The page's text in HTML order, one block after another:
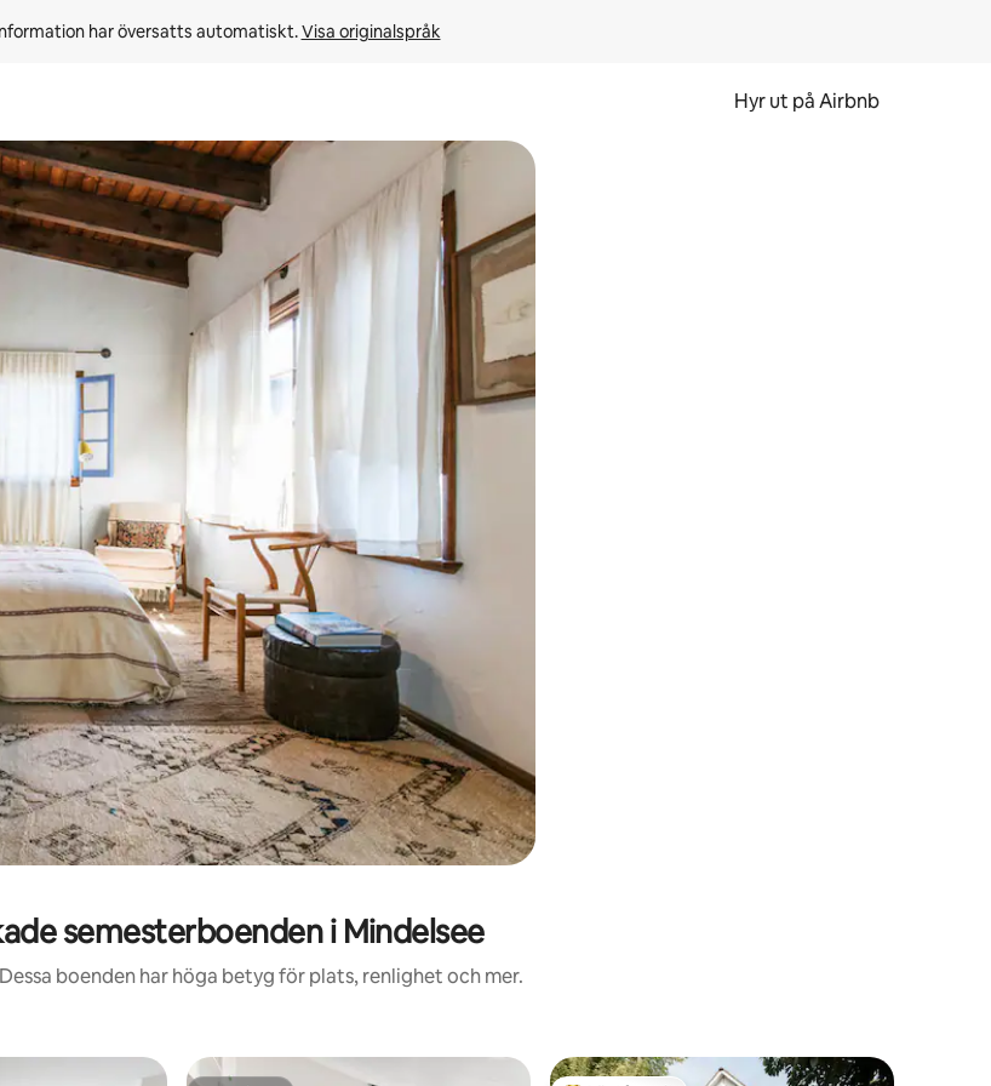
har översatts automatiskt. Visa originalspråk
Hyr ut på Airbnb
eller utforska genom att trycka eller svepa.
semesterboenden i Mindelsee
boenden har höga betyg för plats, renlighet och mer.